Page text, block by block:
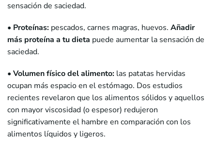
sensación de saciedad.
• Proteínas: pescados, carnes magras, huevos. Añadir
más proteína a tu dieta puede aumentar la sensación de
saciedad.
• Volumen físico del alimento: las patatas hervidas
ocupan más espacio en el estómago. Dos estudios
recientes revelaron que los alimentos sólidos y aquellos
con mayor viscosidad (o espesor) redujeron
significativamente el hambre en comparación con los
alimentos líquidos y ligeros.